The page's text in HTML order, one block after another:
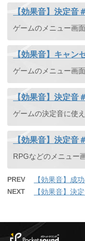
【効果音】決定音
【効果音】キャン
【効果音】決定音
【効果音】決定音
PREV 【効果音】成
NEXT 【効果音】決